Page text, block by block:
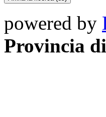
powered by
Provincia